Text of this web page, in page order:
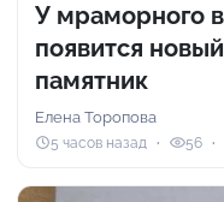
У мраморного
появится
памятник
Елена Торопова
5 часов назад 56